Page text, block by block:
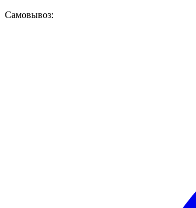
Самовывоз: